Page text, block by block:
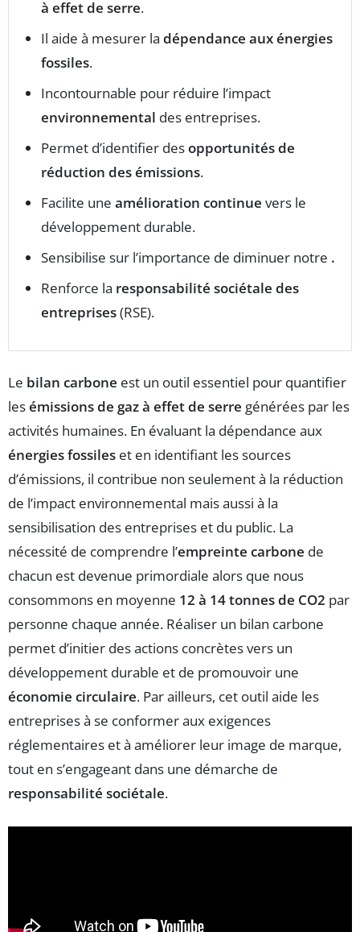
à effet de serre.
Il aide à mesurer la dépendance aux énergies
fossiles.
Incontournable pour réduire l’impact
environnemental des entreprises.
Permet d’identifier desopportunités de
réduction des émissions.
Facilite une amélioration continue vers le
développement durable.
Sensibilise sur l’importance de diminuer notre .
Renforce la responsabilité sociétale des
entreprises(RSE).
Le bilan carbone est un outil essentiel pour quantifier
lesémissions de gaz à effet de serre générées par les
activités humaines. En évaluant la dépendance aux
énergies fossiles et en identifiant les sources
d’émissions, il contribue non seulement à la réduction
de l’impact environnemental mais aussi à la
sensibilisation des entreprises et du public. La
nécessité de comprendre l’empreinte carbone de
chacun est devenue primordiale alors que nous
consommons en moyenne 12 à 14 tonnes de CO2 par
personne chaque année. Réaliser un bilan carbone
permet d’initier des actions concrètes vers un
développement durable et de promouvoir une
économie circulaire. Par ailleurs, cet outil aide les
entreprises à se conformer aux exigences
réglementaires et à améliorer leur image de marque,
tout en s’engageant dans une démarche de
responsabilité sociétale.